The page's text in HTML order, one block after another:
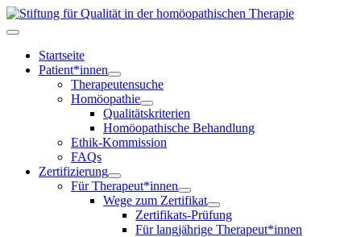
Startseite
Patient*innen
Therapeutensuche
Homöopathie
Qualitätskriterien
Homöopathische Behandlung
Ethik-Kommission
FAQs
Zertifizierung
Für Therapeut*innen
Wege zum Zertifikat
Zertifikats-Prüfung
Für langjährige Therapeut*innen